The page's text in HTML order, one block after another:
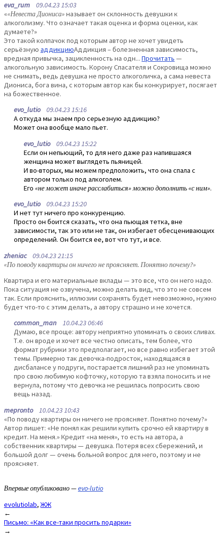
eva_rum 09.04.23 15:03
««Невеста Диониса»называет он склонность девушки к
алкоголизму. Что означает такая оценка и форма оценки, как
думаете?»
Это такой колпачок под которым автор не хочет увидеть
серьёзную аддикциюАддикция – болезненная зависимость,
вредная привычка, зацикленность на одн... Прочитать —
алкогольную зависимость. Корону Спасателя и Сокровища можно
не снимать, ведь девушка не просто алкоголичка, а сама невеста
Диониса, бога вина, с которым автор как бы конкурирует, посягает
на божественное.
evo_lutio09.04.23 15:16
А откуда мы знаем про серьезную аддикцию?
Может она вообще мало пьет.
evo_lutio09.04.23 15:22
Если он непьющий, то для него даже раз напившаяся
женщина может выглядеть пьяницей.
И во-вторых, мы можем предположить, что она спала с
автором только под алкоголем.
Его «не может иначе расслабиться» можно дополнить «с ним».
evo_lutio09.04.23 15:20
И нет тут ничего про конкуренцию.
Просто он боится сказать, что она пьющая тетка, вне
зависимости, так это или не так, он избегает обесценивающих
определений. Он боится ее, вот что тут, и все.
zheniac09.04.23 21:15
«По поводу квартиры он ничего не проясняет. Понятно почему?»
Квартира и его материальные вклады — это все, что он него надо.
Пока ситуация не озвучена, можно делать вид, что это не совсем
так. Если прояснить, иллюзии сохранять будет невозможно, нужно
будет что-то с этим делать, а автору страшно и не хочется.
common_man 10.04.23 06:46
Думаю, все проще: автору неприятно упоминать о своих сливах.
Т.е. он вроде и хочет все честно описать, тем более, что
формат рубрики это предполагает, но все равно избегает этой
темы. Примерно так девочка-подросток, находящаяся в
дисбалансе у подруги, постарается лишний раз не упоминать
про свою любимую кофточку, которую та взяла поносить и не
вернула, потому что девочка не решилась попросить свою
вещь назад.
mepronto10.04.23 10:43
«По поводу квартиры он ничего не проясняет. Понятно почему?»
Автор пишет: «Не понял как решили купить срочно ей квартиру в
кредит. На меня.» Кредит «на меня», то есть на автора, а
собственник квартиры — девушка. Потеря всех сбережений, и
большой долг — очень больной вопрос для него, поэтому и не
проясняет.
Впервые опубликовано —evo-lutio
evolutiolab,ЖЖ
Post
navigation
←
Письмо: «Как все-таки просить подарки»
→